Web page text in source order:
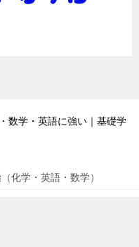
数学・英語に強い｜基礎学
化学・英語・数学）